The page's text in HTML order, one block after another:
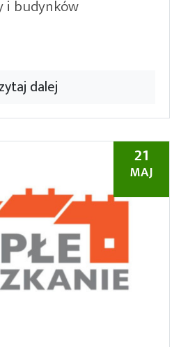
i budynków
dalej
21
MAJ